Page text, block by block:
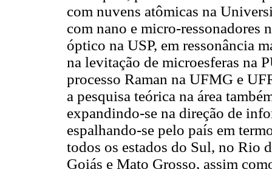
com nuvens atômicas na
com nano e micro-ressonadores
óptico na USP, em ressonância
na levitação de microesferas na
processo Raman na UFMG e
a pesquisa teórica na área
expandindo-se na direção de
espalhando-se pelo país em
todos os estados do Sul, no Rio
Goiás e Mato Grosso, assim